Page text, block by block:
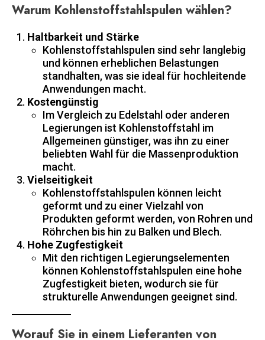
Warum Kohlenstoffstahlspulen wählen?
Haltbarkeit und Stärke
Kohlenstoffstahlspulen sind sehr langlebig
und können erheblichen Belastungen
standhalten, was sie ideal für hochleitende
Anwendungen macht.
Kostengünstig
Im Vergleich zu Edelstahl oder anderen
Legierungen ist Kohlenstoffstahl im
Allgemeinen günstiger, was ihn zu einer
beliebten Wahl für die Massenproduktion
macht.
Vielseitigkeit
Kohlenstoffstahlspulen können leicht
geformt und zu einer Vielzahl von
Produkten geformt werden, von Rohren und
Röhrchen bis hin zu Balken und Blech.
Hohe Zugfestigkeit
Mit den richtigen Legierungselementen
können Kohlenstoffstahlspulen eine hohe
Zugfestigkeit bieten, wodurch sie für
strukturelle Anwendungen geeignet sind.
Worauf Sie in einem Lieferanten von